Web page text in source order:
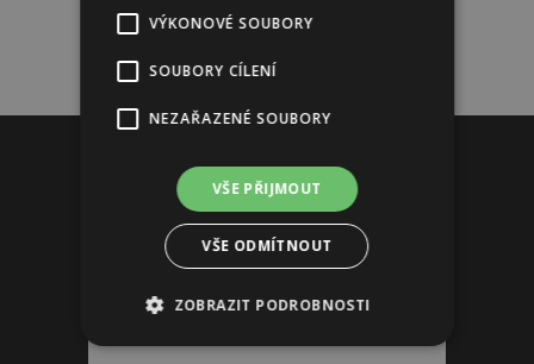
VÝKONOVÉ SOUBORY
SOUBORY CÍLENÍ
NEZAŘAZENÉ SOUBORY
VŠE PŘIJMOUT
VŠE ODMÍTNOUT
ZOBRAZIT PODROBNOSTI